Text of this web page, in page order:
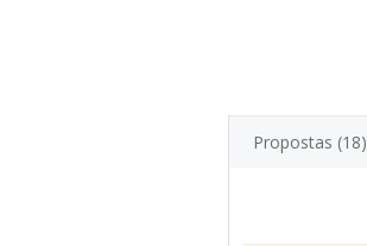
Propostas (18)